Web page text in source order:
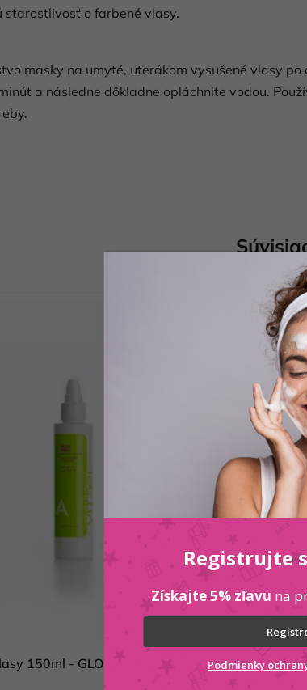
o farbené vlasy.
masky na umyté, uterákom vysušené vlasy po
a následne dôkladne opláchnite vodou.
150ml - GLOSS FINISH extra hebkosť
8030778030529
Registrujte
Získajte 5% zľavu na
Podmienky